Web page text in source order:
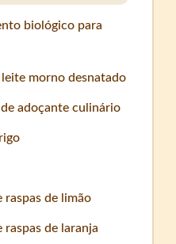
biológico para
morno desnatado
adoçante culinário
raspas de limão
raspas de laranja